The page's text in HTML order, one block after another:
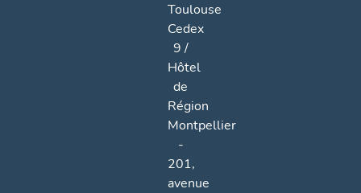
Toulouse
Cedex
9 /
Hôtel
de
Région
Montpellier
-
201,
avenue